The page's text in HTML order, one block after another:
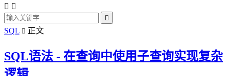
 

SQL  正文
SQL语法 - 在查询中使用子查询实现复杂